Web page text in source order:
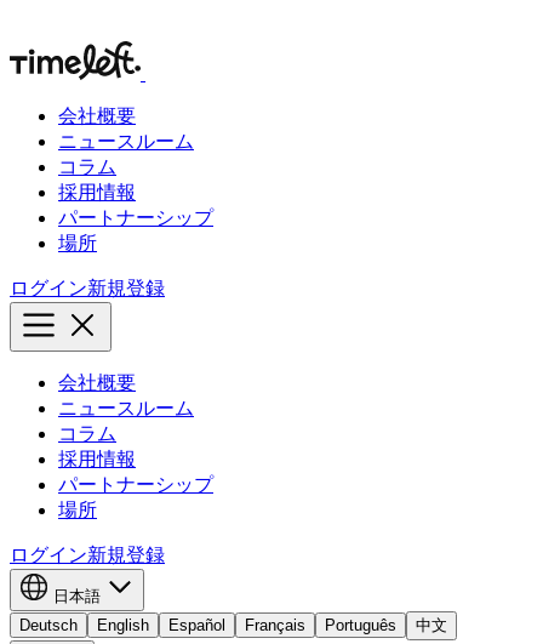
会社概要
ニュースルーム
コラム
採用情報
パートナーシップ
場所
ログイン新規登録
会社概要
ニュースルーム
コラム
採用情報
パートナーシップ
場所
ログイン新規登録
日本語
Deutsch
English Español Français Português
中文